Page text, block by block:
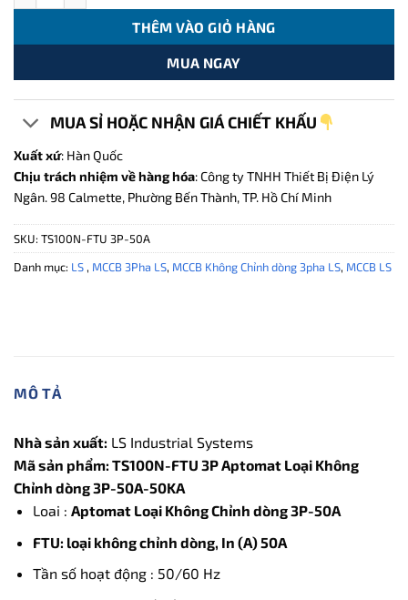
2.860.000 ₫.là:
1.430.000 ₫.
THÊM VÀO GIỎ HÀNG
MUA NGAY
MUA SỈ HOẶC NHẬN GIÁ CHIẾT KHẤU
Xuất xứ: Hàn Quốc
Chịu trách nhiệm về hàng hóa: Công ty TNHH Thiết Bị Điện Lý
Ngân. 98 Calmette, Phường Bến Thành, TP. Hồ Chí Minh
SKU: TS100N-FTU 3P-50A
Danh mục: LS , MCCB 3Pha LS, MCCB Không Chỉnh dòng 3pha LS, MCCB LS
MÔ TẢ
Nhà sản xuất: LS Industrial Systems
Mã sản phẩm: TS100N-FTU 3P Aptomat Loại Không
Chỉnh dòng 3P-50A-50KA
Loai : Aptomat Loại Không Chỉnh dòng 3P-50A
FTU: loại không chỉnh dòng, In (A) 50A
Tần số hoạt động : 50/60 Hz